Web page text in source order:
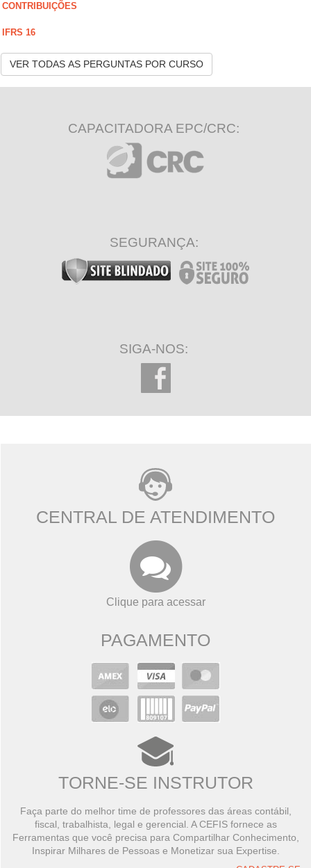
CONTRIBUIÇÕES
IFRS 16
VER TODAS AS PERGUNTAS POR CURSO
CAPACITADORA EPC/CRC:
SEGURANÇA:
SIGA-NOS:
CENTRAL DE ATENDIMENTO
Clique para acessar
PAGAMENTO
TORNE-SE INSTRUTOR
Faça parte do melhor time de professores das áreas contábil,
fiscal, trabalhista, legal e gerencial. A CEFIS fornece as
Ferramentas que você precisa para Compartilhar Conhecimento,
Inspirar Milhares de Pessoas e Monetizar sua Expertise.